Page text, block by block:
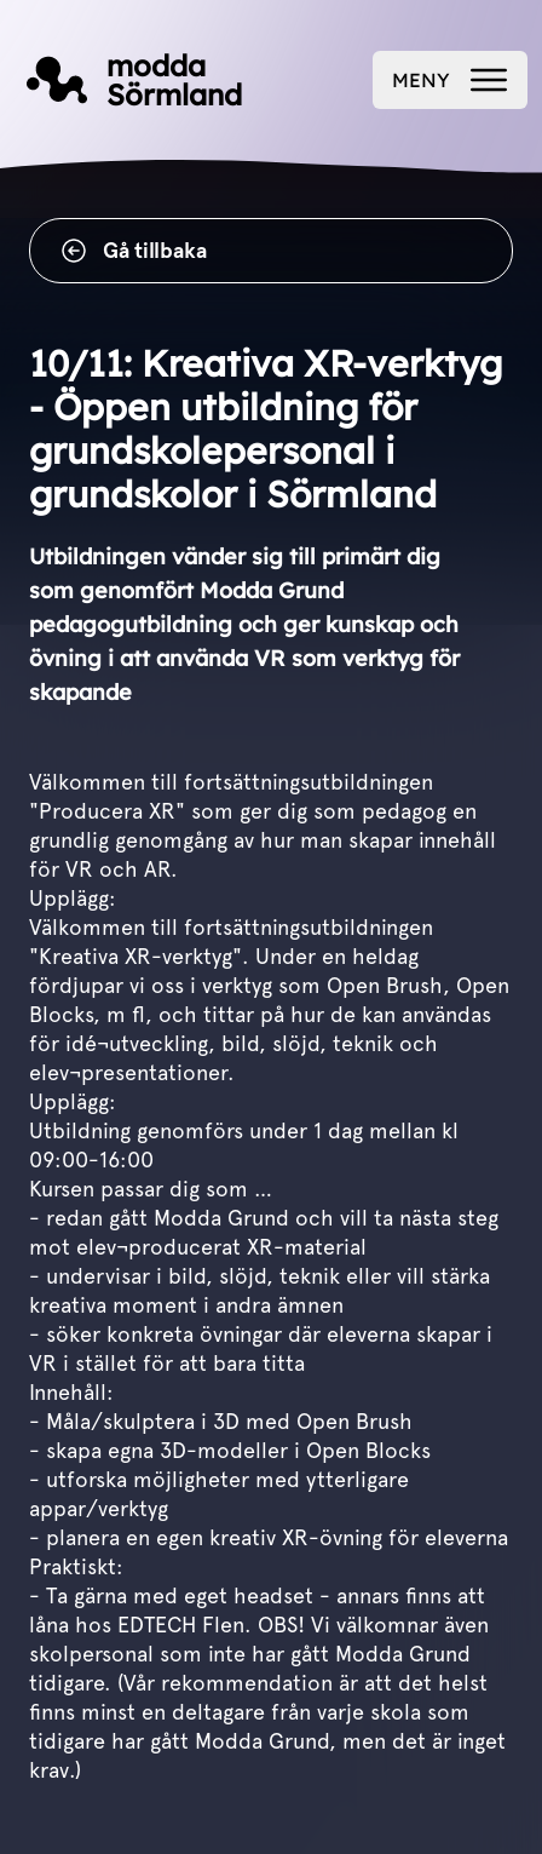
modda
Sörmland
ÖPPNA
MENY
Gå tillbaka
10/11: Kreativa XR-verktyg
- Öppen utbildning för
grundskolepersonal i
grundskolor i Sörmland
Utbildningen vänder sig till primärt dig
som genomfört Modda Grund
pedagogutbildning och ger kunskap och
övning i att använda VR som verktyg för
skapande
Välkommen till fortsättningsutbildningen
"Producera XR" som ger dig som pedagog en
grundlig genomgång av hur man skapar innehåll
för VR och AR.
Upplägg:
Välkommen till fortsättningsutbildningen
"Kreativa XR-verktyg". Under en heldag
fördjupar vi oss i verktyg som Open Brush, Open
Blocks, m fl, och tittar på hur de kan användas
för idé¬utveckling, bild, slöjd, teknik och
elev¬presentationer.
Upplägg:
Utbildning genomförs under 1 dag mellan kl
09:00-16:00
Kursen passar dig som …
- redan gått Modda Grund och vill ta nästa steg
mot elev¬producerat XR-material
- undervisar i bild, slöjd, teknik eller vill stärka
kreativa moment i andra ämnen
- söker konkreta övningar där eleverna skapar i
VR i stället för att bara titta
Innehåll:
- Måla/skulptera i 3D med Open Brush
- skapa egna 3D-modeller i Open Blocks
- utforska möjligheter med ytterligare
appar/verktyg
- planera en egen kreativ XR-övning för eleverna
Praktiskt:
- Ta gärna med eget headset - annars finns att
låna hos EDTECH Flen. OBS! Vi välkomnar även
skolpersonal som inte har gått Modda Grund
tidigare. (Vår rekommendation är att det helst
finns minst en deltagare från varje skola som
tidigare har gått Modda Grund, men det är inget
krav.)